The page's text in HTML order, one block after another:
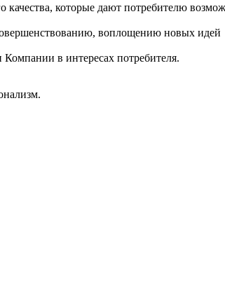
качества, которые дают потребителю
воплощению новых идей
Компании в интересах потребителя.